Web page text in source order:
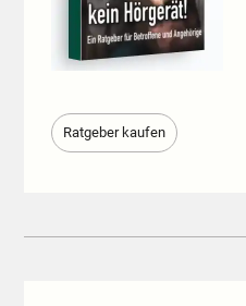
Ratgeber kaufen